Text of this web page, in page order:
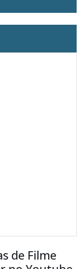
de Filme